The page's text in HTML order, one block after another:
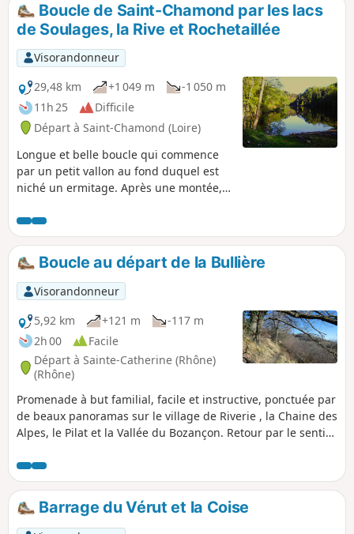
Boucle de Saint-Chamond par les lacs
de Soulages, la Rive et Rochetaillée
Visorandonneur
29,48 km
+1 049 m
-1 050 m
11h 25
Difficile
Départ à Saint-Chamond (Loire)
Longue et belle boucle qui commence
par un petit vallon au fond duquel est
niché un ermitage. Après une montée,
Soulages et celui de la Rive. On longe ce
dernier pour monter sur le plateau des
bois du Sapey et rejoindre Rochetaillée.
Magnifique village dominé par son
château du XIIe. Le sentier rejoint
l'auberge de Salvaris qui vous invite à
faire une pause en profitant d'une belle
vue.
Boucle au départ de la Bullière
Visorandonneur
5,92 km
+121 m
-117 m
2h 00
Facile
Départ à Sainte-Catherine (Rhône)
(Rhône)
Promenade à but familial, facile et instructive, ponctuée par
de beaux panoramas sur le village de Riverie , la Chaine des
Alpes, le Pilat et la Vallée du Bozançon. Retour par le sentier
Riverie.
Barrage du Vérut et la Coise